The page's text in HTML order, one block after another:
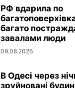
РФ вдарила по
багато
завалами люди
09.08.2026
В Одесі через
зруйновані